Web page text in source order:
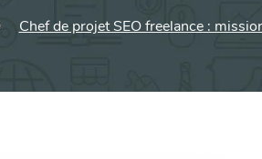
Chef de projet SEO freelance :